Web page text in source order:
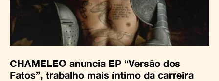
CHAMELEO anuncia EP “Versão dos
Fatos”, trabalho mais íntimo da carreira